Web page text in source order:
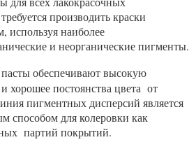
производить краски
используя наиболее
и неорганические пигменты.
обеспечивают высокую
хорошее постоянства цвета от
пигментных дисперсий является
способом для колеровки как
партий покрытий.